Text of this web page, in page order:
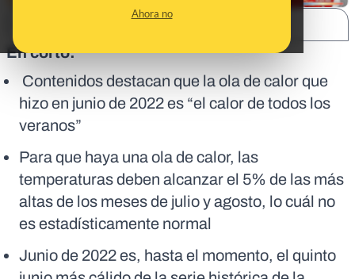
Ahora no
En corto:
Contenidos destacan que la ola de calor que
hizo en junio de 2022 es “el calor de todos los
veranos”
Para que haya una ola de calor, las
temperaturas deben alcanzar el 5% de las más
altas de los meses de julio y agosto, lo cuál no
es estadísticamente normal
Junio de 2022 es, hasta el momento, el quinto